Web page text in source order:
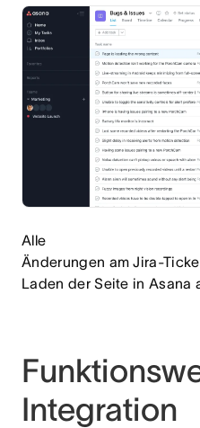
Alle
Änderungen am Jira-
Laden der Seite in Asana
Integration